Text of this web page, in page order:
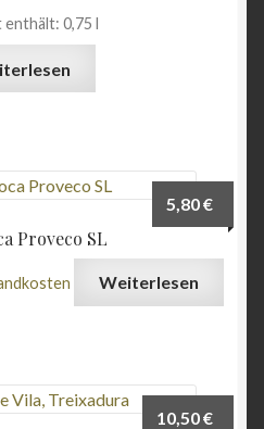
0,75 l
Proveco SL
5,80€
Weiterlesen
10,50€